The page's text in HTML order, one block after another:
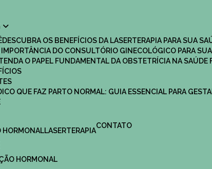
DESCUBRA OS BENEFÍCIOS DA LASERTERAPIA PARA SUA
IMPORTÂNCIA DO CONSULTÓRIO GINECOLÓGICO PARA
O PAPEL FUNDAMENTAL DA OBSTETRÍCIA NA SAÚDE
QUE FAZ PARTO NORMAL: GUIA ESSENCIAL PARA
HORMONAL LASERTERAPIA
CONTATO
HORMONAL